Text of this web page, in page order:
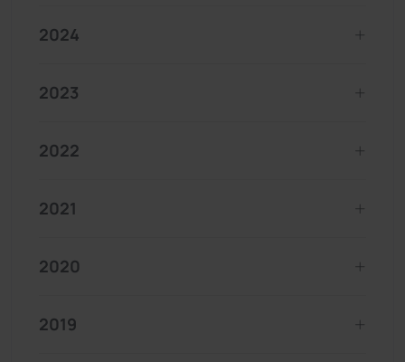
2024
2023
2022
2021
2020
2019